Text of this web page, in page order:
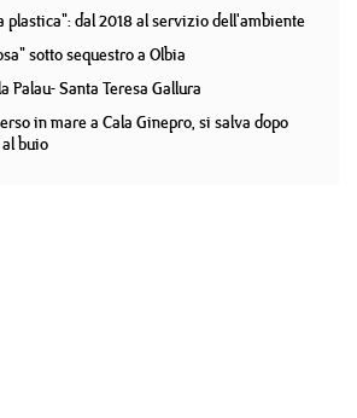
plastica": dal 2018 al servizio dell'ambiente
sotto sequestro a Olbia
Palau- Santa Teresa Gallura
in mare a Cala Ginepro, si salva dopo
buio